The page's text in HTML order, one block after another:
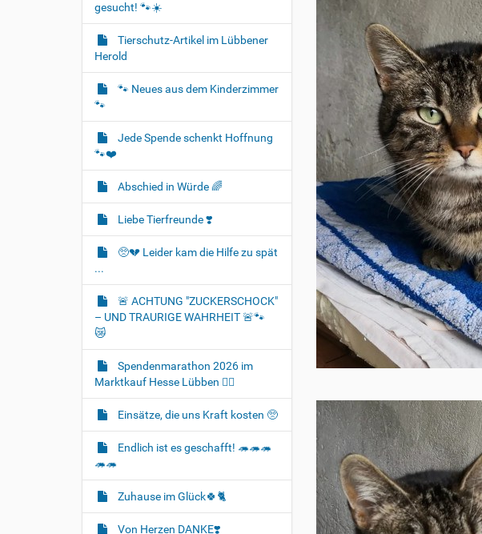
gesucht! 🐾☀️
Tierschutz-Artikel im Lübbener
Herold
🐾 Neues aus dem Kinderzimmer
🐾
Jede Spende schenkt Hoffnung
🐾❤️
Abschied in Würde 🌈
Liebe Tierfreunde ❣️
🥺💔 Leider kam die Hilfe zu spät
...
🚨 ACHTUNG "ZUCKERSCHOCK"
– UND TRAURIGE WAHRHEIT 🚨🐾
😿
Spendenmarathon 2026 im
Marktkauf Hesse Lübben 👍🏻
Einsätze, die uns Kraft kosten 🥺
Endlich ist es geschafft! 🦔🦔🦔
🦔🦔
Zuhause im Glück🍀🐈‍
Von Herzen DANKE❣️